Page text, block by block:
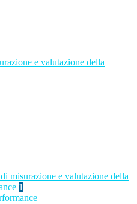
e valutazione della
misurazione e valutazione della
1